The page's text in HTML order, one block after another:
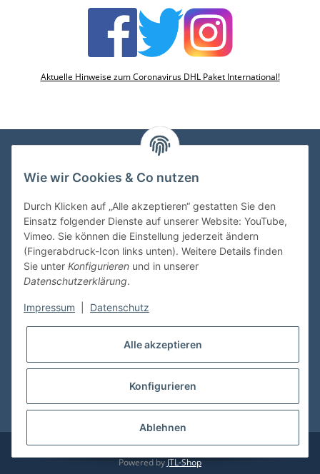
Aktuelle Hinweise zum Coronavirus DHL Paket International!
VDMedien24.de
Kasernenstraße 6-10
66482 Zweibrücken
Tel. 06332 72710
eMail: heinz.nickel@vdmedien.de
Shop Service
* Alle Preise inkl. gesetzlicher USt., zzgl.Versand
© vdmedien24.de Besucherzähler: 10631708
Powered by JTL-Shop
Wie wir Cookies & Co nutzen
Durch Klicken auf „Alle akzeptieren“ gestatten Sie den
Einsatz folgender Dienste auf unserer Website: YouTube,
Vimeo. Sie können die Einstellung jederzeit ändern
(Fingerabdruck-Icon links unten). Weitere Details finden
Sie unter Konfigurieren und in unserer
Datenschutzerklärung.
Impressum Datenschutz
Alle akzeptieren
Konfigurieren
Ablehnen